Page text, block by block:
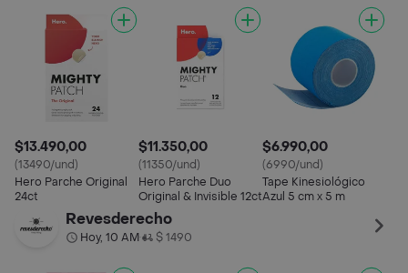
$13.490,00
(13490/und)
Hero Parche Original
24ct
$11.350,00
(11350/und)
Hero Parche Duo
Original & Invisible 12ct
$6.990,00
(6990/und)
Tape Kinesiológico
Azul 5 cm x 5 m
Revesderecho
Hoy, 10 AM• $ 1490